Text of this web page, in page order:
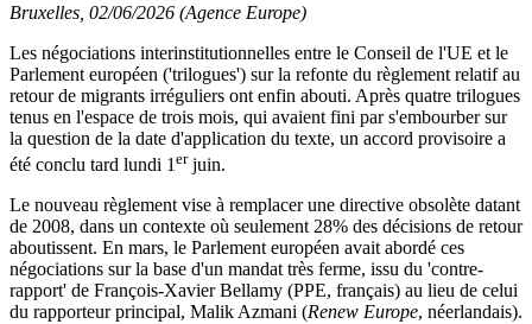
Bruxelles, 02/06/2026 (Agence Europe)
Les négociations interinstitutionnelles entre le Conseil de l'UE et le
Parlement européen ('trilogues') sur la refonte du règlement relatif au
retour de migrants irréguliers ont enfin abouti. Après quatre trilogues
tenus en l'espace de trois mois, qui avaient fini par s'embourber sur
la question de la date d'application du texte, un accord provisoire a
été conclu tard lundi 1 erjuin.
Le nouveau règlement vise à remplacer une directive obsolète datant
de 2008, dans un contexte où seulement 28% des décisions de retour
aboutissent. En mars, le Parlement européen avait abordé ces
négociations sur la base d'un mandat très ferme, issu du 'contre-
rapport' de François-Xavier Bellamy (PPE, français) au lieu de celui
du rapporteur principal, Malik Azmani (Renew Europe, néerlandais).